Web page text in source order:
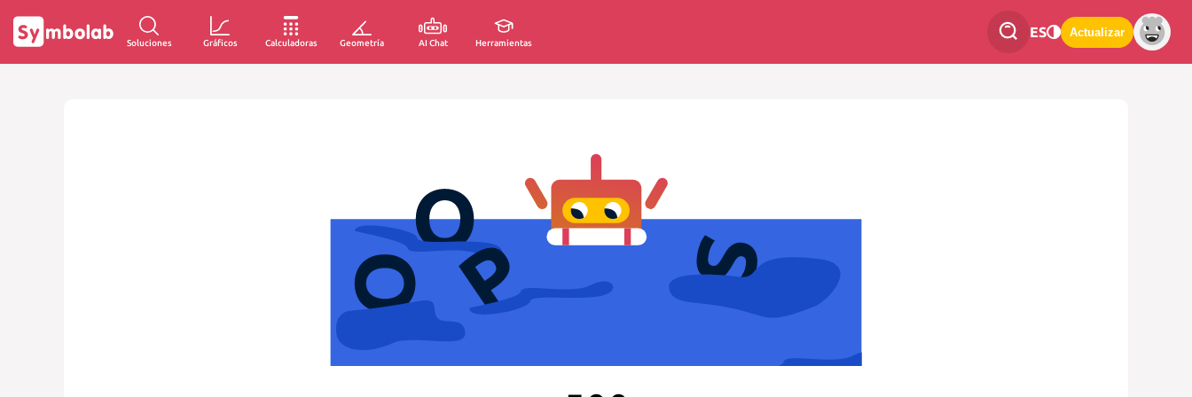
Soluciones Gráficos Calculadoras Geometría AI Chat Herramientas
ES Actualizar